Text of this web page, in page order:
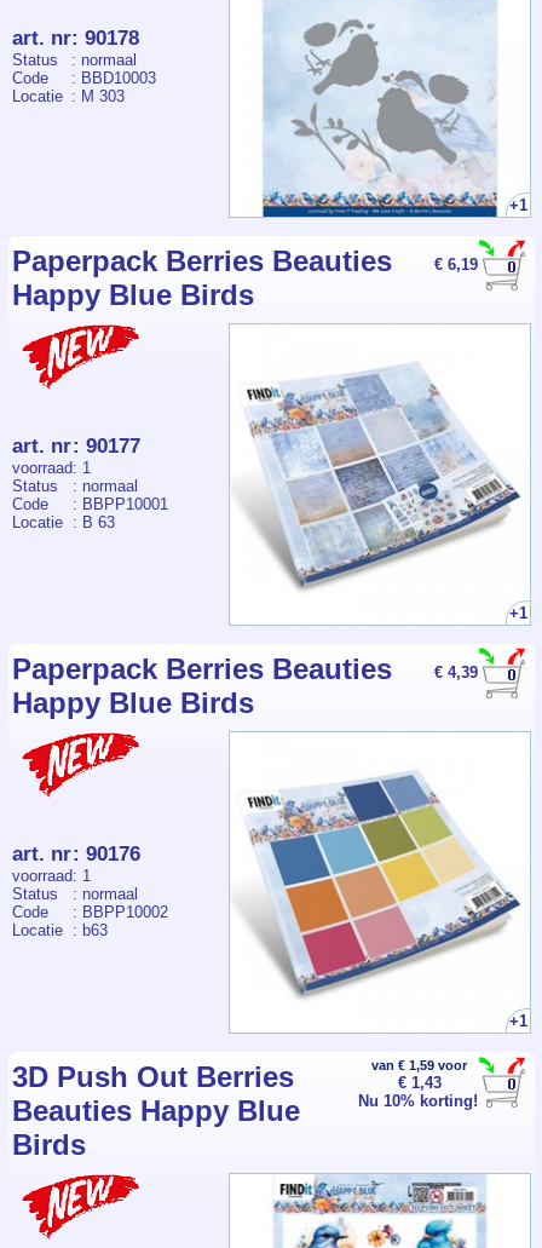
+1
art. nr: 90178
Status
: normaal
Code
: BBD10003
Locatie : M 303
€ 6,19
Paperpack Berries Beauties
Happy Blue Birds
+1
art. nr: 90177
voorraad: 1
Status
: normaal
Code
: BBPP10001
Locatie : B 63
€ 4,39
Paperpack Berries Beauties
Happy Blue Birds
+1
art. nr: 90176
voorraad: 1
Status
: normaal
Code
: BBPP10002
Locatie : b63
van € 1,59 voor
€ 1,43
Nu 10% korting!
3D Push Out Berries
Beauties Happy Blue
Birds